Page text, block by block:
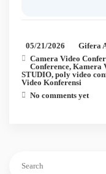
05/21/2026
Gifera
Camera Video
Conference, Kamera
STUDIO, poly video
Video Konferensi
No comments yet